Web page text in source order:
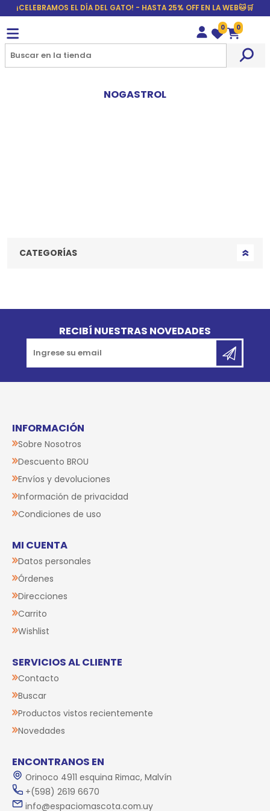
¡CELEBRAMOS EL DÍA DEL GATO! - HASTA 25% OFF EN LA WEB🐱🛒
Wishlist
0
Carrito
0
NOGASTROL
CATEGORÍAS
RECIBÍ NUESTRAS NOVEDADES
INFORMACIÓN
Sobre Nosotros
Descuento BROU
Envíos y devoluciones
Información de privacidad
Condiciones de uso
MI CUENTA
Datos personales
Órdenes
Direcciones
Carrito
Wishlist
SERVICIOS AL CLIENTE
Contacto
Buscar
Productos vistos recientemente
Novedades
ENCONTRANOS EN
Orinoco 4911 esquina Rimac, Malvín
+(598) 2619 6670
info@espaciomascota.com.uy